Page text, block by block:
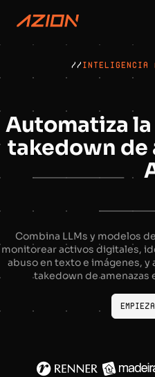
//
Automatiza
takedown de
Combina LLMs y modelos
monitorear activos digitales,
abuso en texto e imágenes, y
takedown de